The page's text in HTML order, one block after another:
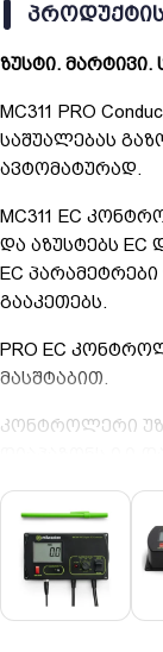
ᲞᲠᲝᲓᲣᲥᲢᲘᲡ
ზუსტი. მარტივი.
MC311 PRO
საშუალებას
ავტომატურად.
MC311 EC
და აზუსტებს
EC პარამეტრები
გააკეთებს.
PRO EC
მასშტაბით.
კონტროლერი
მაღალია ან
პარამეტრები.
Milwaukee
ტუმბოს.